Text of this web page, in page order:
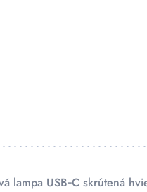
lampa USB‑C skrútená